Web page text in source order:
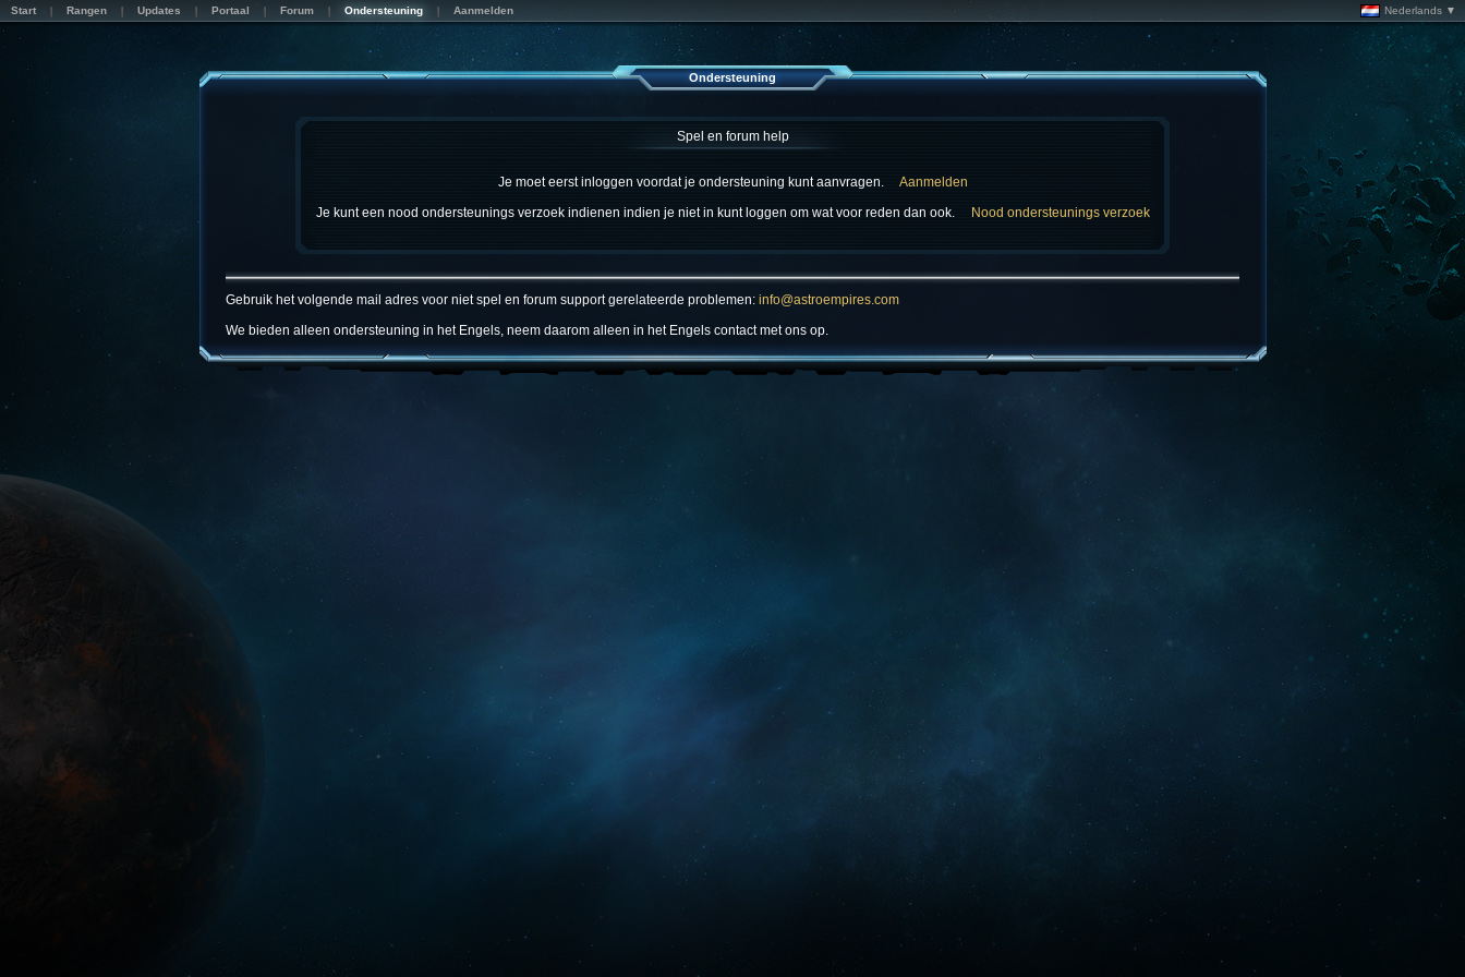
Start Rangen Updates Portaal Forum Ondersteuning Aanmelden Nederlands ▼
Ondersteuning
Spel en forum help
Je moet eerst inloggen voordat je ondersteuning kunt aanvragen. Aanmelden
Je kunt een nood ondersteunings verzoek indienen indien je niet in kunt loggen om wat voor reden dan ook.
Nood ondersteunings verzoek
Gebruik het volgende mail adres voor niet spel en forum support gerelateerde problemen: info@astroempires.com
We bieden alleen ondersteuning in het Engels, neem daarom alleen in het Engels contact met ons op.